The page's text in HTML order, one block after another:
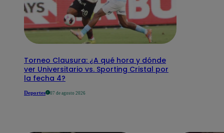
Torneo Clausura: ¿A qué hora y dónde
ver Universitario vs. Sporting Cristal por
la fecha 4?
Deportes 07 de agosto 2026